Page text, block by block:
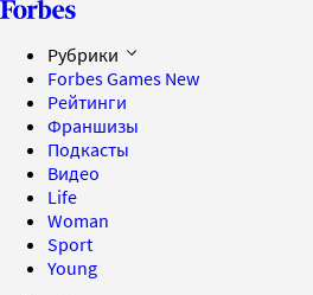
Рубрики
Forbes Games New
Рейтинги
Франшизы
Подкасты
Видео
Life
Woman
Sport
Young